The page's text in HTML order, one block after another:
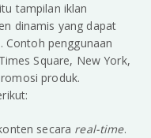
tampilan iklan
dinamis yang dapat
Contoh penggunaan
Square, New York,
produk.
secara real-time.